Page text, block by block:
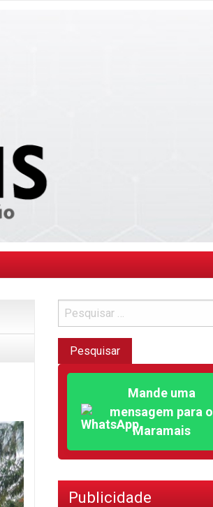
Mande uma
mensagem para o
Maramais
Publicidade